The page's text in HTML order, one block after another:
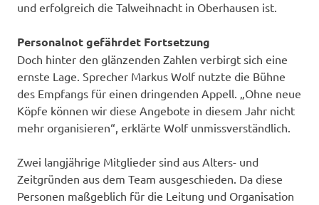
und erfolgreich die Talweihnacht in Oberhausen ist.
Personalnot gefährdet Fortsetzung
Doch hinter den glänzenden Zahlen verbirgt sich eine
ernste Lage. Sprecher Markus Wolf nutzte die Bühne
des Empfangs für einen dringenden Appell. „Ohne neue
Köpfe können wir diese Angebote in diesem Jahr nicht
mehr organisieren“, erklärte Wolf unmissverständlich.
Zwei langjährige Mitglieder sind aus Alters- und
Zeitgründen aus dem Team ausgeschieden. Da diese
Personen maßgeblich für die Leitung und Organisation